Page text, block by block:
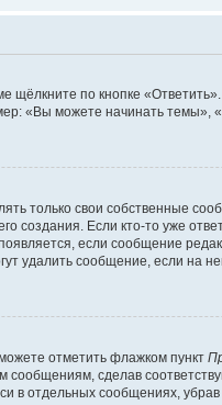
по кнопке
«Вы можете начинать темы»,
только свои собственные
создания. Если кто-то уже
если сообщение
удалить сообщение, если на
отметить флажком пункт
сделав
в отдельных сообщениях,